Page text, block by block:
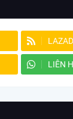
LIÊN